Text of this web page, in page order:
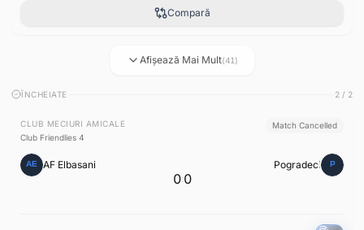
Compară
Afișează Mai Mult(41)
ÎNCHEIATE 2 / 2
CLUB MECIURI AMICALE
Club Friendlies 4
Match Cancelled
AF Elbasani
0:0
Pogradeci